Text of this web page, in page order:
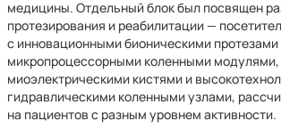
медицины. Отдельный блок был посвящен
протезирования и реабилитации —
с инновационными бионическими протезами
микропроцессорными коленными модулями,
миоэлектрическими кистями и
гидравлическими коленными узлами,
на пациентов с разным уровнем активности.